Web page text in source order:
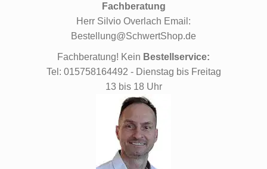
Fachberatung
Herr Silvio Overlach Email:
Bestellung@SchwertShop.de
Fachberatung! Kein Bestellservice:
Tel: 015758164492 - Dienstag bis Freitag
13 bis 18 Uhr